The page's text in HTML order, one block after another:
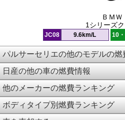
ＢＭＷ
1シリーズ
JC08 9.6km/L 10
パルサーセリエの他のモデルの燃
日産の他の車の燃費情報
他のメーカーの燃費ランキング
ボディタイプ別燃費ランキング